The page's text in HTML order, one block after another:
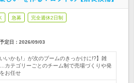
急募 完全週休2日制
定日： 2026/09/03
いかも!」が次のブームのきっかけに!?】雑
カテゴリーごとのチーム制で売場づくりや発
お任せ